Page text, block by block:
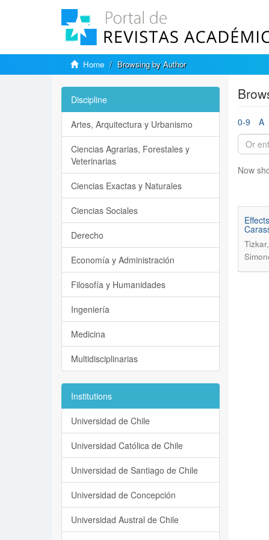
Home Browsing by Author
0-9 A
Now
Discipline
Artes, Arquitectura y Urbanismo
Ciencias Agrarias, Forestales y
Veterinarias
Ciencias Exactas y Naturales
Ciencias Sociales
Derecho
Economía y Administración
Filosofía y Humanidades
Ingeniería
Medicina
Multidisciplinarias
Institutions
Universidad de Chile
Universidad Católica de Chile
Universidad de Santiago de Chile
Universidad de Concepción
Universidad Austral de Chile